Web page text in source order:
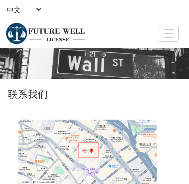
T
o
g
g
联系我们